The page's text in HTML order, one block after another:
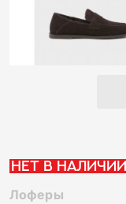
Нет в наличии
Лоферы